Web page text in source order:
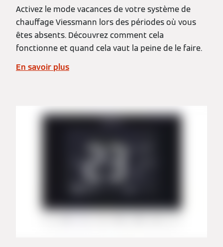
Activez le mode vacances de votre système de
chauffage Viessmann lors des périodes où vous
êtes absents. Découvrez comment cela
fonctionne et quand cela vaut la peine de le faire.
En savoir plus